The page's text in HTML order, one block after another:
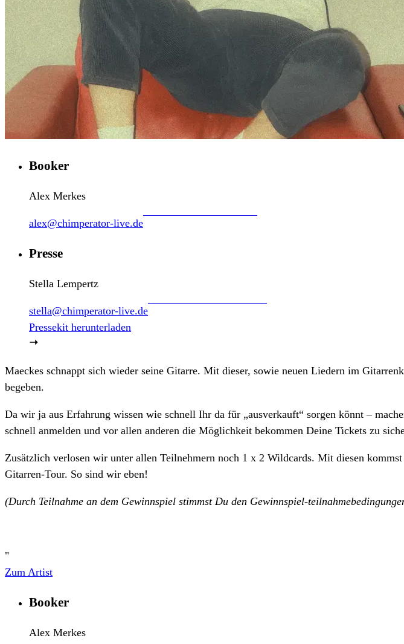
Booker
Alex Merkes
alex@chimperator-live.de
Presse
Stella Lempertz
stella@chimperator-live.de
Pressekit herunterladen
Maeckes schnappt sich wieder seine Gitarre. Mit dieser, sowie neuen Liedern im
begeben.
Da wir ja aus Erfahrung wissen wie schnell Ihr da für „ausverkauft“ sorgen könnt –
schnell anmelden und vor allen anderen die Möglichkeit bekommen Deine Tickets zu
Zusätzlich verlosen wir unter allen Teilnehmern noch 1 x 2 Wildcards. Mit diesen
Gitarren-Tour. So sind wir eben!
(Durch Teilnahme an dem Gewinnspiel stimmst Du den Gewinnspiel-
"
Zum Artist
Booker
Alex Merkes